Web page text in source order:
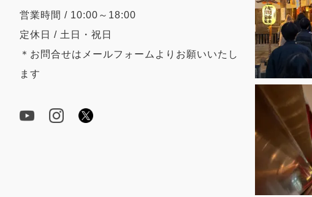
営業時間 / 10:00～18:00
定休日 / 土日・祝日
＊お問合せはメールフォームよりお願いいたし
ます